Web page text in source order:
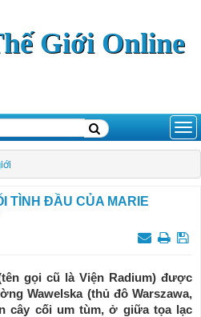
Giới Online
TÌNH ĐẦU CỦA MARIE
gọi cũ là Viện Radium) được
Wawelska (thủ đô Warszawa,
cây cối um tùm, ở giữa tọa lạc